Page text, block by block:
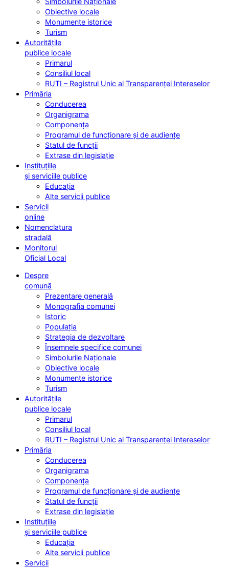
Obiective locale
Monumente istorice
Turism
Autoritățile
publice locale
Primarul
Consiliul local
RUTI – Registrul Unic al Transparenței Intereselor
Primăria
Conducerea
Organigrama
Componența
Programul de funcționare și de audiențe
Statul de funcții
Extrase din legislație
Instituțiile
și serviciile publice
Educația
Alte servicii publice
Servicii
online
Nomenclatura
stradală
Monitorul
Oficial Local
Despre
comună
Prezentare generală
Monografia comunei
Istoric
Populația
Strategia de dezvoltare
Însemnele specifice comunei
Simbolurile Naționale
Obiective locale
Monumente istorice
Turism
Autoritățile
publice locale
Primarul
Consiliul local
RUTI – Registrul Unic al Transparenței Intereselor
Primăria
Conducerea
Organigrama
Componența
Programul de funcționare și de audiențe
Statul de funcții
Extrase din legislație
Instituțiile
și serviciile publice
Educația
Alte servicii publice
Servicii